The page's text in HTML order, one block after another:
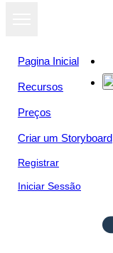
Pagina Inicial
Recursos
Preços
Criar um Storyboard
Registrar
Iniciar Sessão